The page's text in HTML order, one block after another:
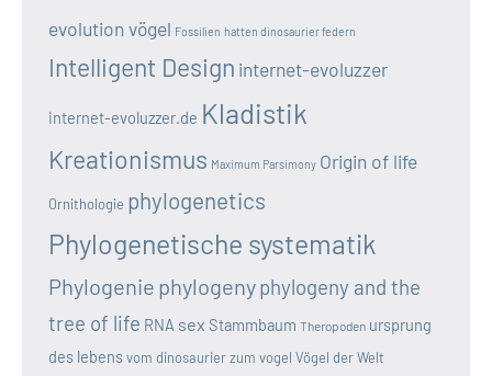
evolution vögel Fossilien hatten dinosaurier federn
Intelligent Design internet-evoluzzer
internet-evoluzzer.de Kladistik
Kreationismus Maximum Parsimony Origin of life
Ornithologie phylogenetics
Phylogenetische systematik
Phylogenie phylogenyphylogeny and the
tree of life RNA sex Stammbaum Theropoden ursprung
des lebensvom dinosaurier zum vogel Vögel der Welt